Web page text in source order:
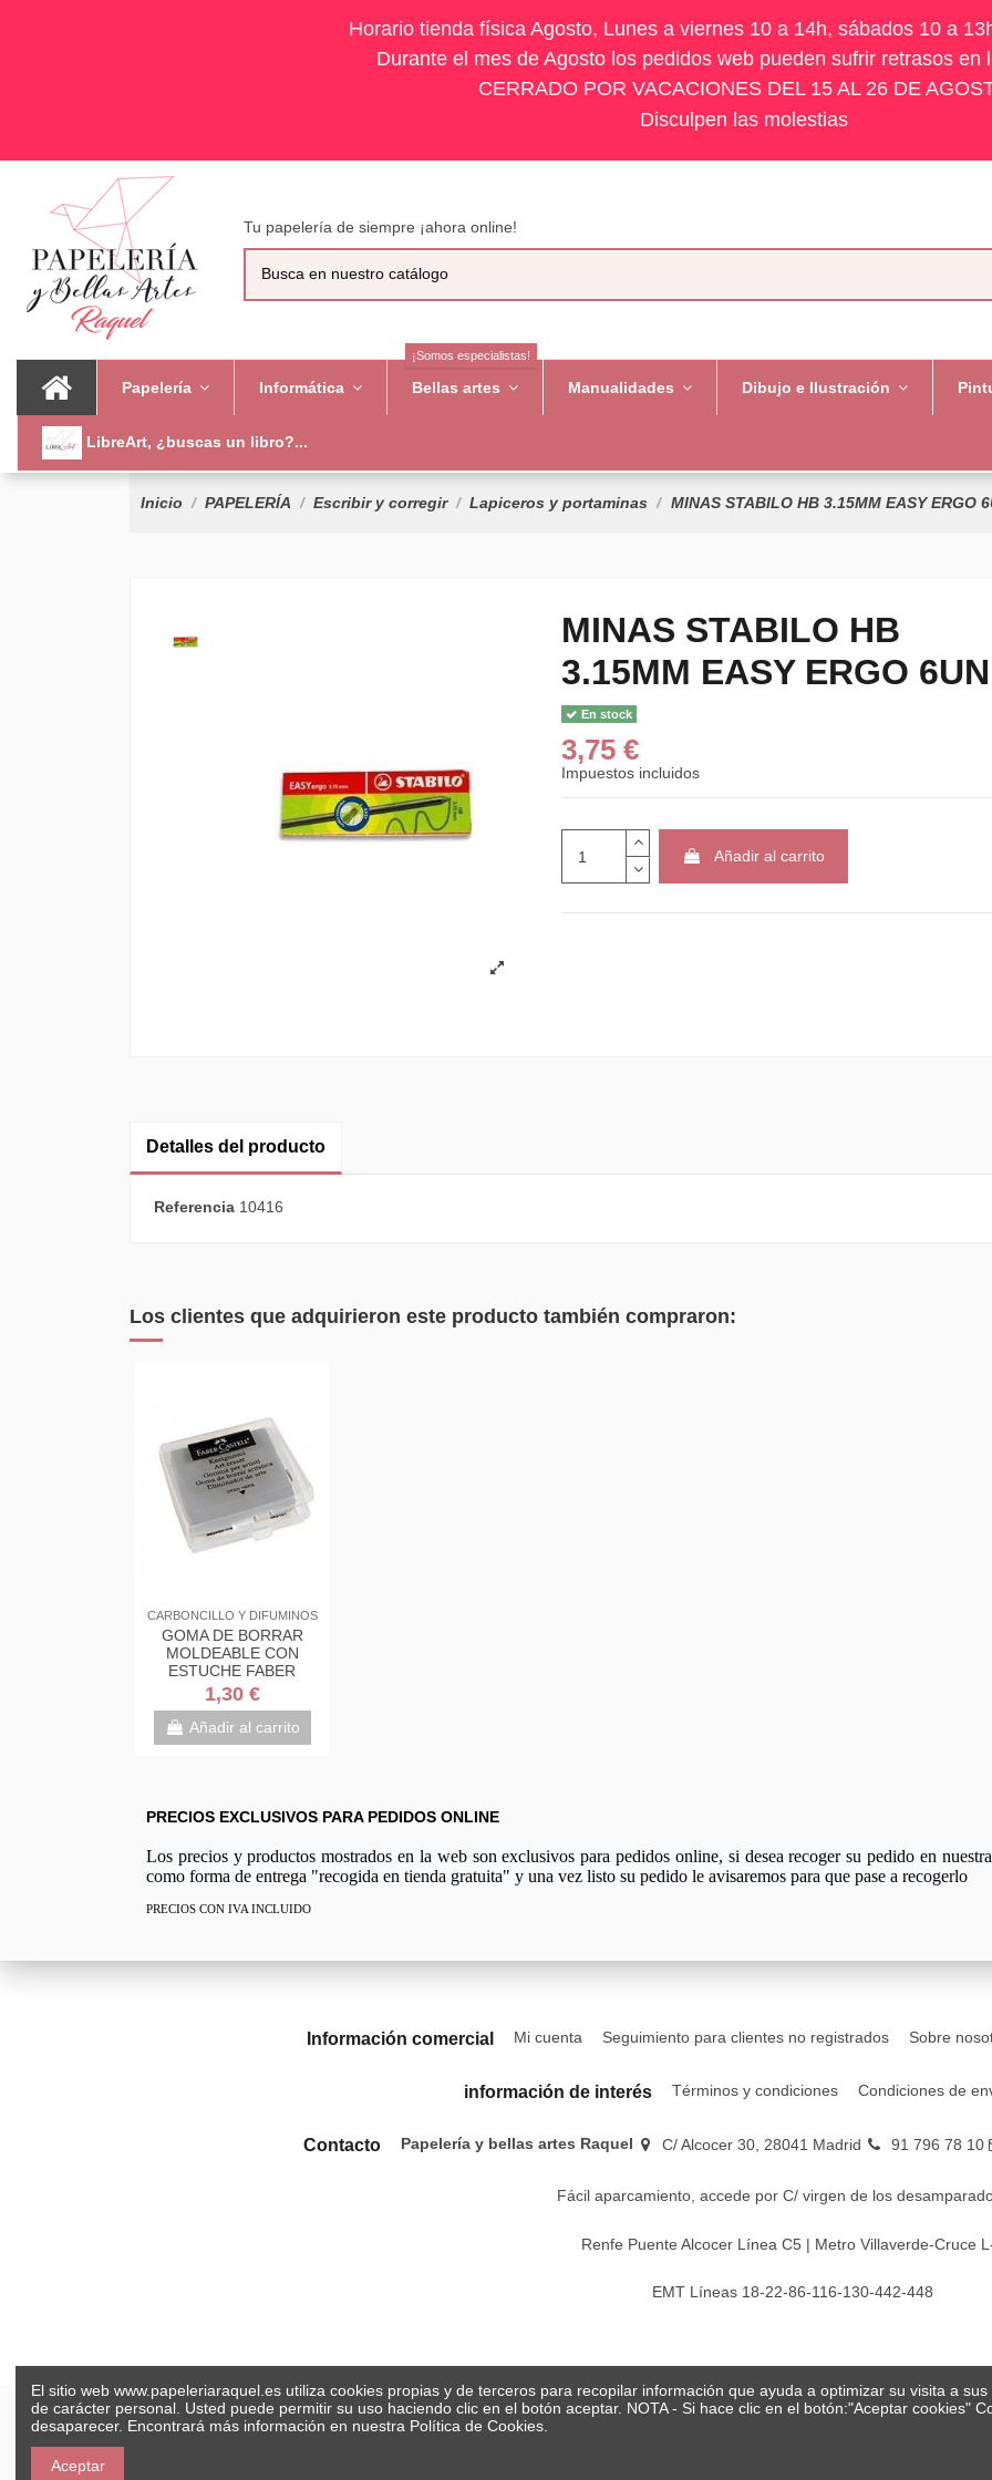
Horario tienda física Agosto, Lunes a viernes 10 a 14h, sábados 10 a
Durante el mes de Agosto los pedidos web pueden sufrir retrasos en
CERRADO POR VACACIONES DEL 15 AL 26 DE
Disculpen las molestias
Tu papelería de siempre ¡ahora online!
Papelería Informática Bellas artes
¡Somos especialistas!
Manualidades Dibujo e Ilustración
LibreArt, ¿buscas un libro?...
Inicio PAPELERÍA Escribir y corregir Lapiceros y portaminas MINAS STABILO HB 3.15MM EASY ERGO
MINAS STABILO HB
3.15MM EASY ERGO 6UN
En stock
3,75 €
Impuestos incluidos
Añadir al carrito
Detalles del producto
Referencia 10416
Los clientes que adquirieron este producto también compraron:
CARBONCILLO Y DIFUMINOS
GOMA DE BORRAR
MOLDEABLE CON
ESTUCHE FABER
CASTELL
1,30 €
Añadir al carrito
PRECIOS EXCLUSIVOS PARA PEDIDOS ONLINE
Los precios y productos mostrados en la web son exclusivos para pedidos online, si desea recoger su pedido en
como forma de entrega "recogida en tienda gratuita" y una vez listo su pedido le avisaremos para que pase a recogerlo
PRECIOS CON IVA INCLUIDO
Información comercial Mi cuenta Seguimiento para clientes no registrados Sobre
información de interés Términos y condiciones Condiciones de
Contacto Papelería y bellas artes Raquel C/ Alcocer 30, 28041 Madrid 91 796 78 10
Fácil aparcamiento, accede por C/ virgen de los
Renfe Puente Alcocer Línea C5 | Metro Villaverde-Cruce
EMT Líneas 18-22-86-116-130-442-448
El sitio web www.papeleriaraquel.es utiliza cookies propias y de terceros para recopilar información que ayuda a optimizar su visita a
de carácter personal. Usted puede permitir su uso haciendo clic en el botón aceptar. NOTA - Si hace clic en el botón:"Aceptar cookies"
desaparecer. Encontrará más información en nuestra Política de Cookies.
Aceptar